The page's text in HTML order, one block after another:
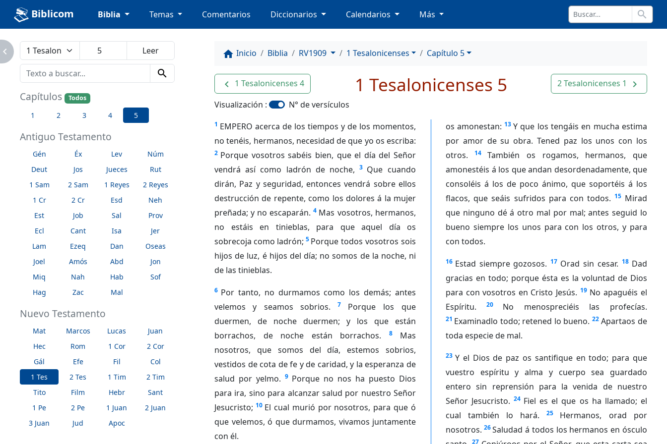
Biblicom Biblia Temas Comentarios Diccionarios Calendarios Más search
search
Capítulos Todos
1 2 3 4 5
Antiguo Testamento
Gén Éx Lev
Núm
Deut
Jos Jueces
Rut
1 Sam
2 Sam 1 Reyes
2 Reyes
1 Cr
2 Cr Esd
Neh
Est
Job Sal
Prov
Ecl
Cant Isa
Jer
Lam
Ezeq Dan
Oseas
Joel
Amós Abd
Jon
Miq
Nah Hab
Sof
Hag
Zac Mal
Nuevo Testamento
Mat Marcos Lucas
Juan
Hec
Rom 1 Cor
2 Cor
Gál
Efe Fil
Col
1 Tes
2 Tes 1 Tim
2 Tim
Tito
Film Hebr
Sant
1 Pe
2 Pe 1 Juan
2 Juan
3 Juan
Jud Apoc
home Inicio Biblia RV1909 1 Tesalonicenses Capítulo 5
navigate_before 1 Tesalonicenses 4 2 Tesalonicenses 1 navigate_next
1 Tesalonicenses 5
Visualización : N° de versículos
1 EMPERO acerca de los tiempos y de los momentos,
no tenéis, hermanos, necesidad de que yo os escriba:
2 Porque vosotros sabéis bien, que el día del Señor
vendrá así como ladrón de noche, 3 Que cuando
dirán, Paz y seguridad, entonces vendrá sobre ellos
destrucción de repente, como los dolores á la mujer
preñada; y no escaparán. 4 Mas vosotros, hermanos,
no estáis en tinieblas, para que aquel día os
sobrecoja como ladrón; 5 Porque todos vosotros sois
hijos de luz, é hijos del día; no somos de la noche, ni
de las tinieblas.
6 Por tanto, no durmamos como los demás; antes
velemos y seamos sobrios.
7
Porque los que
duermen, de noche duermen; y los que están
borrachos, de noche están borrachos.
8
Mas
nosotros, que somos del día, estemos sobrios,
vestidos de cota de fe y de caridad, y la esperanza de
salud por yelmo. 9 Porque no nos ha puesto Dios
para ira, sino para alcanzar salud por nuestro Señor
Jesucristo; 10 El cual murió por nosotros, para que ó
que velemos, ó que durmamos, vivamos juntamente
con él.
os amonestan: 13 Y que los tengáis en mucha estima
por amor de su obra. Tened paz los unos con los
otros.
14
También os rogamos, hermanos, que
amonestéis á los que andan desordenadamente, que
consoléis á los de poco ánimo, que soportéis á los
flacos, que seáis sufridos para con todos. 15 Mirad
que ninguno dé á otro mal por mal; antes seguid lo
bueno siempre los unos para con los otros, y para
con todos.
16 Estad siempre gozosos. 17 Orad sin cesar. 18 Dad
gracias en todo; porque ésta es la voluntad de Dios
para con vosotros en Cristo Jesús. 19 No apaguéis el
Espíritu.
20 No menospreciéis las profecías.
21 Examinadlo todo; retened lo bueno. 22 Apartaos de
toda especie de mal.
23 Y el Dios de paz os santifique en todo; para que
vuestro espíritu y alma y cuerpo sea guardado
entero sin reprensión para la venida de nuestro
Señor Jesucristo. 24 Fiel es el que os ha llamado; el
cual también lo hará.
25
Hermanos, orad por
nosotros. 26Saludad á todos los hermanos en ósculo
27